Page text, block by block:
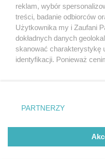
20℃
Zobacz prognozę na 3 dni
Copyright © 2022
Wszelkie
Nota wydawnicza
Polityka prywatności
reklam, wybór
treści, badanie odbiorców
Użytkownika my i Zaufani
dokładnych danych
skanować charakterystykę
identyfikacji. Ponieważ
prywatności znajdujący się
. Niektóre rodzaje
takiemu przetwarzaniu.
zastosowania tylko na tej
PARTNERZY